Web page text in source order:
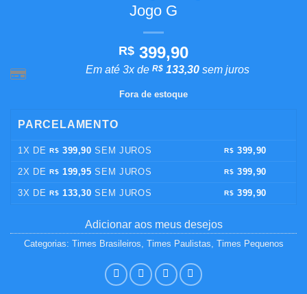
Jogo G
R$ 399,90
Em até 3x de R$133,30sem juros
Fora de estoque
PARCELAMENTO
1X DE R$ 399,90 SEM JUROS R$ 399,90
2X DE R$ 199,95 SEM JUROS R$ 399,90
3X DE R$ 133,30 SEM JUROS R$ 399,90
Adicionar aos meus desejos
Categorias: Times Brasileiros Times Paulistas Times Pequenos